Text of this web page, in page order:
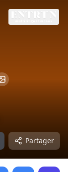
Partager